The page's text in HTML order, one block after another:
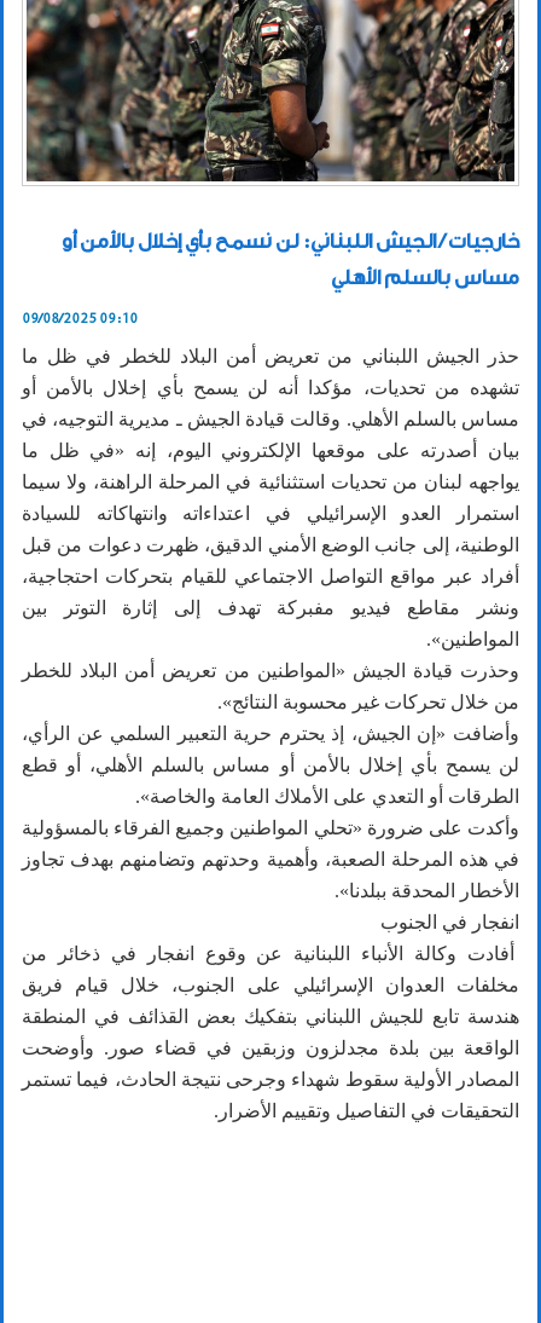
خارجيات / الجيش اللبناني: لن نسمح بأي إخلال بالأمن أو
مساس بالسلم الأهلي
09/08/2025 09:10
حذر الجيش اللبناني من تعريض أمن البلاد للخطر في ظل ما
تشهده من تحديات، مؤكدا أنه لن يسمح بأي إخلال بالأمن أو
مساس بالسلم الأهلي. وقالت قيادة الجيش ـ مديرية التوجيه، في
بيان أصدرته على موقعها الإلكتروني اليوم، إنه «في ظل ما
يواجهه لبنان من تحديات استثنائية في المرحلة الراهنة، ولا سيما
استمرار العدو الإسرائيلي في اعتداءاته وانتهاكاته للسيادة
الوطنية، إلى جانب الوضع الأمني الدقيق، ظهرت دعوات من قبل
أفراد عبر مواقع التواصل الاجتماعي للقيام بتحركات احتجاجية،
ونشر مقاطع فيديو مفبركة تهدف إلى إثارة التوتر بين
المواطنين».
وحذرت قيادة الجيش «المواطنين من تعريض أمن البلاد للخطر
من خلال تحركات غير محسوبة النتائج».
وأضافت «إن الجيش، إذ يحترم حرية التعبير السلمي عن الرأي،
لن يسمح بأي إخلال بالأمن أو مساس بالسلم الأهلي، أو قطع
الطرقات أو التعدي على الأملاك العامة والخاصة».
وأكدت على ضرورة «تحلي المواطنين وجميع الفرقاء بالمسؤولية
في هذه المرحلة الصعبة، وأهمية وحدتهم وتضامنهم بهدف تجاوز
الأخطار المحدقة ببلدنا».
انفجار في الجنوب
أفادت وكالة الأنباء اللبنانية عن وقوع انفجار في ذخائر من
مخلفات العدوان الإسرائيلي على الجنوب، خلال قيام فريق
هندسة تابع للجيش اللبناني بتفكيك بعض القذائف في المنطقة
الواقعة بين بلدة مجدلزون وزبقين في قضاء صور. وأوضحت
المصادر الأولية سقوط شهداء وجرحى نتيجة الحادث، فيما تستمر
التحقيقات في التفاصيل وتقييم الأضرار.